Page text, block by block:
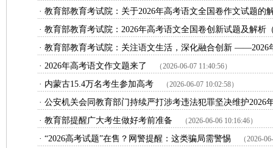
· 教育部教育考试院：关于2026年高考语文全国卷作文试题的
· 教育部教育考试院：2026年高考语文全国卷创新试题及解析
· 教育部教育考试院：关注语文生活，深化融合创新 ——2026
· 2026年高考语文作文题来了 （2026-06-07 11:40:56）
· 内蒙古15.4万名考生参加高考 （2026-06-07 10:02:58）
· 公安机关会同教育部门持续严打涉考违法犯罪坚决维护2026
· 教育部提醒广大考生做好考前准备 （2026-06-06 10:16:46）
· “2026高考试题”在售？网警提醒：这类骗局需警惕 （2026-